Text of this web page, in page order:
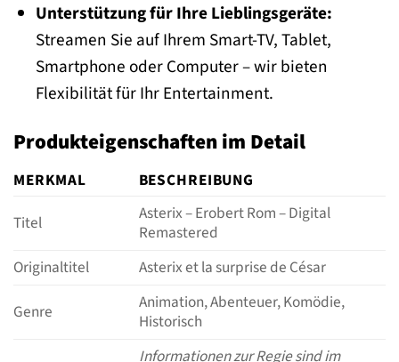
Unterstützung für Ihre Lieblingsgeräte:
Streamen Sie auf Ihrem Smart-TV, Tablet,
Smartphone oder Computer – wir bieten
Flexibilität für Ihr Entertainment.
Produkteigenschaften im Detail
MERKMAL
BESCHREIBUNG
Titel
Asterix – Erobert Rom – Digital
Remastered
Originaltitel
Asterix et la surprise de César
Genre
Animation, Abenteuer, Komödie,
Historisch
Informationen zur Regie sind im